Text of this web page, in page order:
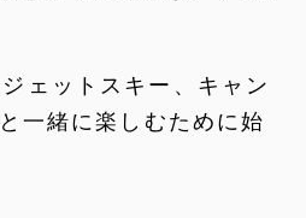
ェットスキー、キャン
一緒に楽しむために始